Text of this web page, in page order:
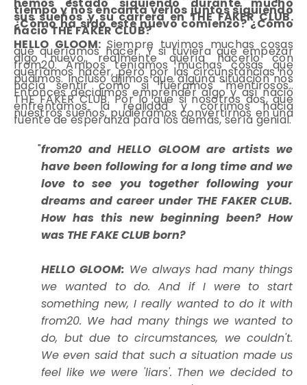
hemos estado siguiendo durante mucho
tiempo y nos encanta verlos juntos siguiendo
sus sueños y su carrera en THE FAKER CLUB.
¿Cómo ha sido este nuevo comienzo? ¿Cómo
nació THE FAKER CLUB?
HELLO GLOOM: Siempre tuvimos muchas cosas
que queríamos hacer. Y si tuviera que empezar
algo nuevo, realmente quería hacerlo con
from20. Ambos teníamos muchas cosas que
queríamos hacer, pero por las circunstancias no
pudimos. Incluso dijimos que alguna situación nos
hacía sentir como si fuéramos 'mentirosos'.
Entonces decidimos emprender algo y así nació
THE FAKER CLUB. Por lo que si nosotros dos, que
enfrentamos la realidad y corrimos hacia
nuestros sueños, pudiéramos convertirnos en una
fuente de esperanza para los demás, sería genial.
from20 and HELLO GLOOM are artists we
have been following for a long time and we
love to see you together following your
dreams and career under THE FAKER CLUB.
How has this new beginning been? How
was THE FAKE CLUB born?
HELLO GLOOM: We always had many things
we wanted to do. And if I were to start
something new, I really wanted to do it with
from20. We had many things we wanted to
do, but due to circumstances, we couldn't.
We even said that such a situation made us
feel like we were 'liars'. Then we decided to